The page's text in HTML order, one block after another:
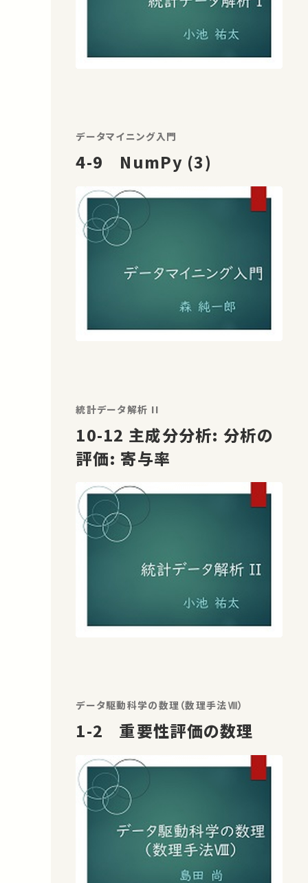
データマイニング入門
4-9 NumPy (3)
統計データ解析 II
10-12 主成分分析: 分析の
評価: 寄与率
データ駆動科学の数理（数理手法Ⅷ）
1-2 重要性評価の数理